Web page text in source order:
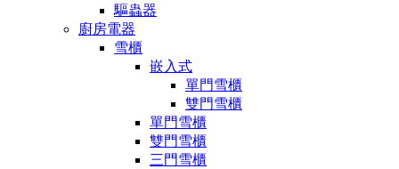
驅蟲器
廚房電器
雪櫃
嵌入式
單門雪櫃
雙門雪櫃
單門雪櫃
雙門雪櫃
三門雪櫃